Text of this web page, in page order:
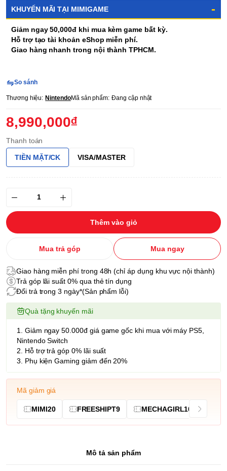
KHUYẾN MÃI TẠI MIMIGAME -
Giảm ngay 50,000đ khi mua kèm game bất kỳ.
Hỗ trợ tạo tài khoản eShop miễn phí.
Giao hàng nhanh trong nội thành TPHCM.
So sánh
Thương hiệu: NintendoMã sản phẩm: Đang cập nhật
8,990,000₫
Thanh toán
TIỀN MẶT/CK VISA/MASTER
Thêm vào giỏ
Mua trả góp Mua ngay
Giao hàng miễn phí trong 48h (chỉ áp dụng khu vực nội thành)
Trả góp lãi suất 0% qua thẻ tín dụng
Đổi trả trong 3 ngày*(Sản phẩm lỗi)
Quà tặng khuyến mãi
1. Giảm ngay 50.000đ giá game gốc khi mua với máy PS5,
Nintendo Switch
2. Hỗ trợ trả góp 0% lãi suất
3. Phụ kiện Gaming giảm đến 20%
Mã giảm giá
MIMI20 FREESHIPT9 MECHAGIRL10
Mô tả sản phẩm